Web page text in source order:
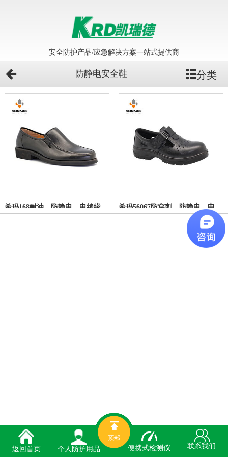
安全防护产品/应急解决方案一站式提供商
防静电安全鞋 分类
希玛168耐油、防静电、电绝缘男单劳保鞋
返回首页 个人防护用品 便携式检测仪 联系我们